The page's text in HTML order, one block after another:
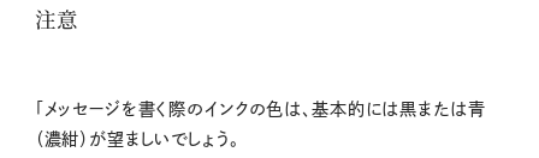
注意
「メッセージを書く際のインクの色は、基本的には⿊または⻘
（濃紺）が望ましいでしょう。